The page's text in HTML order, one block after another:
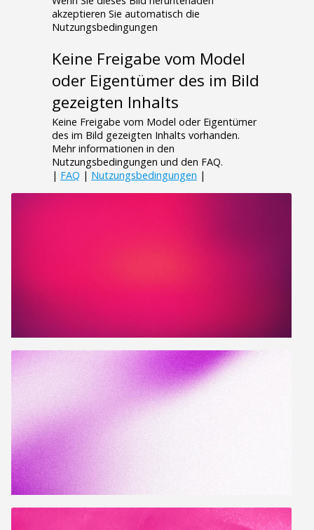
akzeptieren Sie automatisch die
Nutzungsbedingungen
Keine Freigabe vom Model
oder Eigentümer des im Bild
gezeigten Inhalts
Keine Freigabe vom Model oder Eigentümer
des im Bild gezeigten Inhalts vorhanden.
Mehr informationen in den
Nutzungsbedingungen und den FAQ.
| FAQ | Nutzungsbedingungen |